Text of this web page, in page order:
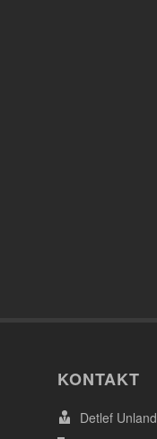
KONTAKT
Detlef Unland